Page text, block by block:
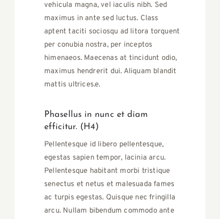
vehicula magna, vel iaculis nibh. Sed
maximus in ante sed luctus. Class
aptent taciti sociosqu ad litora torquent
per conubia nostra, per inceptos
himenaeos. Maecenas at tincidunt odio,
maximus hendrerit dui. Aliquam blandit
mattis ultrices.e.
Phasellus in nunc et diam
efficitur. (H4)
Pellentesque id libero pellentesque,
egestas sapien tempor, lacinia arcu.
Pellentesque habitant morbi tristique
senectus et netus et malesuada fames
ac turpis egestas. Quisque nec fringilla
arcu. Nullam bibendum commodo ante